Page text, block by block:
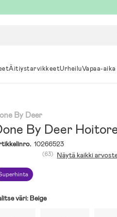
ÄitiystarvikkeetUrheiluVapaa-
By Deer
By Deer
10266523
(63) Näytä kaikki
väri: Beige